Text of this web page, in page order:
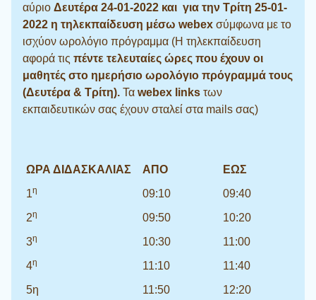
αύριο Δευτέρα 24-01-2022 και για την Τρίτη 25-01-
2022 η τηλεκπαίδευση μέσω webex σύμφωνα με το
ισχύον ωρολόγιο πρόγραμμα (Η τηλεκπαίδευση
αφορά τις πέντε τελευταίες ώρες που έχουν οι
μαθητές στο ημερήσιο ωρολόγιο πρόγραμμά τους
(Δευτέρα & Τρίτη). Τα webex links των
εκπαιδευτικών σας έχουν σταλεί στα mails σας)
ΩΡΑ ΔΙΔΑΣΚΑΛΙΑΣ ΑΠΟ
ΕΩΣ
1η 09:10
09:40
2η 09:50
10:20
3η 10:30
11:00
4η 11:10
11:40
5η
11:50 12:20